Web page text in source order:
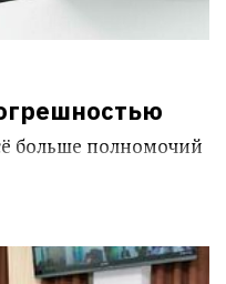
больше полномочий